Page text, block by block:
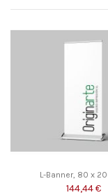
L-Banner, 80 x
144,44 €